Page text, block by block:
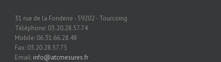
31 rue de la Fonderie - 59202 - Tourcoing
Téléphone: 03.20.28.57.74
Mobile: 06.31.66.28.48
Fax: 03.20.28.57.75
Email: info@atcmesures.fr